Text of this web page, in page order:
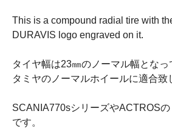
This is a compound radial tire with
DURAVIS logo engraved on it.
タイヤ幅は23㎜のノーマル幅となっ
タミヤのノーマルホイールに適合致
SCANIA770sシリーズやACTROS
です。